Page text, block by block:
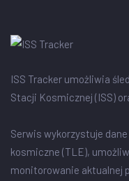
ISS Tracker umożliwia
Stacji Kosmicznej (ISS)
Serwis wykorzystuje
kosmiczne (TLE),
monitorowanie aktualnej